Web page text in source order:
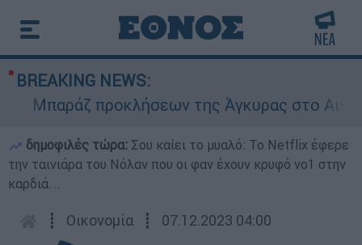
BREAKING NEWS:
Μπαράζ προκλήσεων της Άγκυρας στο Αιγαίο:
δημοφιλές τώρα: Σου καίει το μυαλό: Το Netflix έφερε
την ταινιάρα του Νόλαν που οι φαν έχουν κρυφό νο1 στην
καρδιά...
┋ Οικονομία ┋ 07.12.2023 04:00